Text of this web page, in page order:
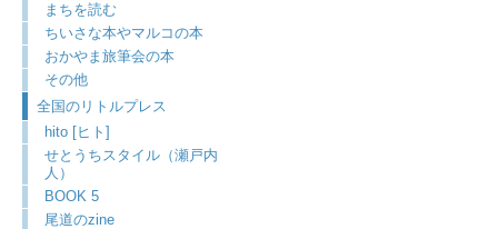
まちを読む
ちいさな本やマルコの本
おかやま旅筆会の本
その他
全国のリトルプレス
hito [ヒト]
せとうちスタイル（瀬戸内
人）
BOOK 5
尾道のzine